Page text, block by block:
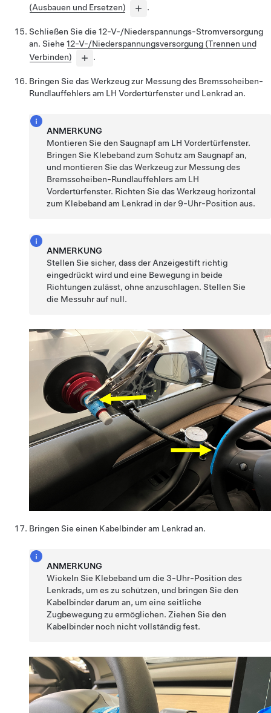
(Ausbauen und Ersetzen)
.
Schließen Sie die 12-V-/Niederspannungs-Stromversorgung
an. Siehe 12-V-/Niederspannungsversorgung (Trennen und
Verbinden)
.
Bringen Sie das Werkzeug zur Messung des Bremsscheiben-
Rundlauffehlers am LH Vordertürfenster und Lenkrad an.
ANMERKUNG
Montieren Sie den Saugnapf am LH Vordertürfenster.
Bringen Sie Klebeband zum Schutz am Saugnapf an,
und montieren Sie das Werkzeug zur Messung des
Bremsscheiben-Rundlauffehlers am LH
Vordertürfenster. Richten Sie das Werkzeug horizontal
zum Klebeband am Lenkrad in der 9-Uhr-Position aus.
ANMERKUNG
Stellen Sie sicher, dass der Anzeigestift richtig
eingedrückt wird und eine Bewegung in beide
Richtungen zulässt, ohne anzuschlagen. Stellen Sie
die Messuhr auf null.
Bringen Sie einen Kabelbinder am Lenkrad an.
ANMERKUNG
Wickeln Sie Klebeband um die 3-Uhr-Position des
Lenkrads, um es zu schützen, und bringen Sie den
Kabelbinder darum an, um eine seitliche
Zugbewegung zu ermöglichen. Ziehen Sie den
Kabelbinder noch nicht vollständig fest.